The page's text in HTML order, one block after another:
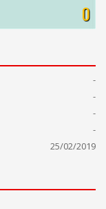
0
-
-
-
-
25/02/2019